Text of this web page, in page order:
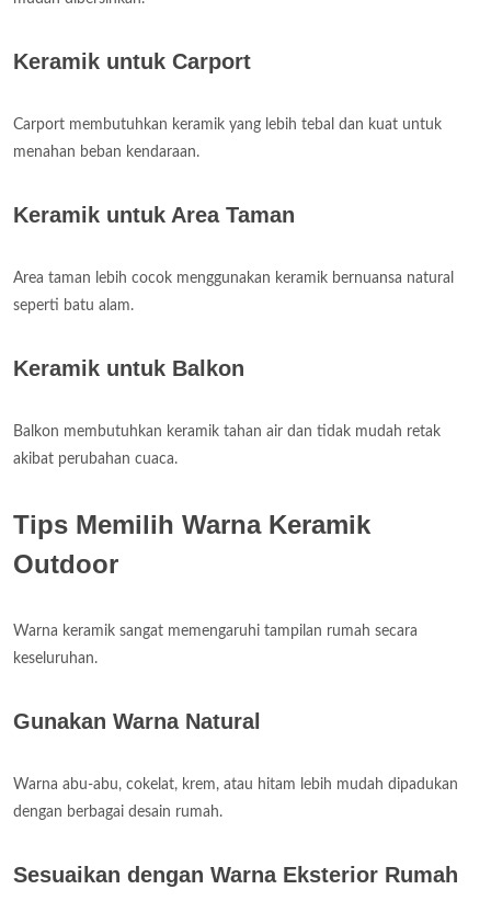
Keramik untuk Carport
Carport membutuhkan keramik yang lebih tebal dan kuat untuk
menahan beban kendaraan.
Keramik untuk Area Taman
Area taman lebih cocok menggunakan keramik bernuansa natural
seperti batu alam.
Keramik untuk Balkon
Balkon membutuhkan keramik tahan air dan tidak mudah retak
akibat perubahan cuaca.
Tips Memilih Warna Keramik
Outdoor
Warna keramik sangat memengaruhi tampilan rumah secara
keseluruhan.
Gunakan Warna Natural
Warna abu-abu, cokelat, krem, atau hitam lebih mudah dipadukan
dengan berbagai desain rumah.
Sesuaikan dengan Warna Eksterior Rumah